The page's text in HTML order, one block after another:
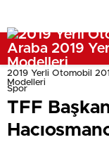
2019 Yerli Otomobil
Modelleri
Spor
TFF